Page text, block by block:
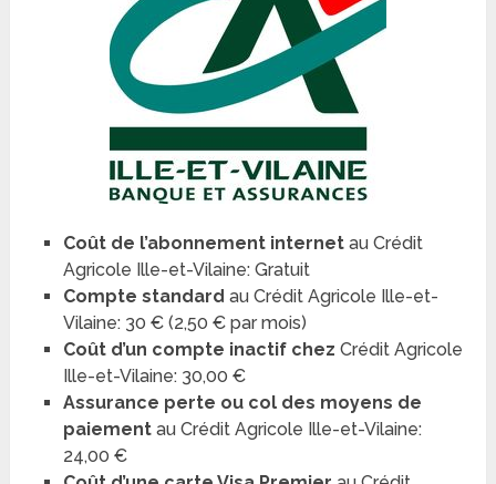
Coût de l’abonnement internet au Crédit
Agricole Ille-et-Vilaine: Gratuit
Compte standard au Crédit Agricole Ille-et-
Vilaine: 30 € (2,50 € par mois)
Coût d’un compte inactif chez Crédit Agricole
Ille-et-Vilaine: 30,00 €
Assurance perte ou col des moyens de
paiement au Crédit Agricole Ille-et-Vilaine:
24,00 €